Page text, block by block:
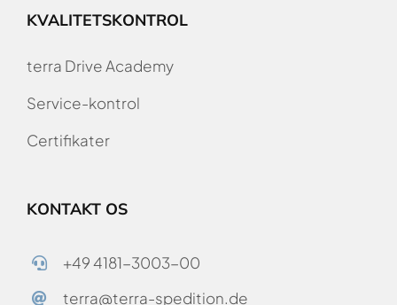
KVALITETSKONTROL
terra Drive Academy
Service-kontrol
Certifikater
KONTAKT OS
+49 4181-3003-00
terra@terra-spedition.de